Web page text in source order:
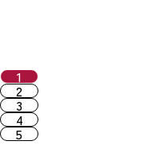
1
2
3
4
5